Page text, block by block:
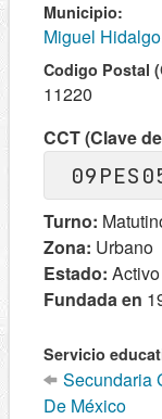
Municipio:
Miguel
Codigo Postal
11220
CCT (Clave
Turno:
Zona: Urbano
Estado:
Fundada en
Servicio
Secundaria
De México